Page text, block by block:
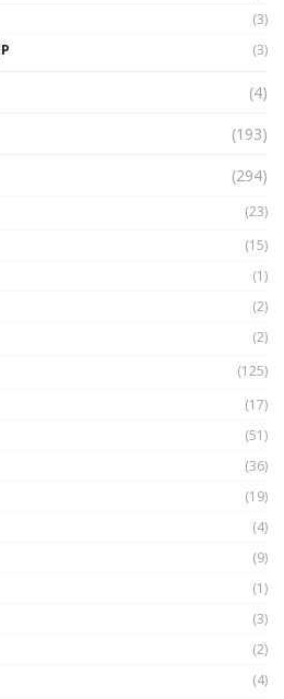
2022: Những sự kiện ảnh hưởng
thái tiền mã hoá | Phổ cập
qua các cuộc chiến | Phổ cập
(3)
(3)
(4)
(193)
(294)
(23)
(15)
(1)
(2)
(2)
(125)
(17)
(51)
(36)
(19)
(4)
(9)
(1)
(3)
(2)
(4)